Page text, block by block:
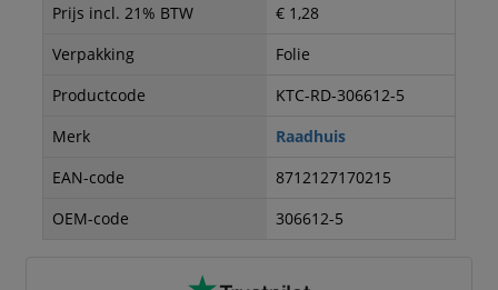
Prijs incl. 21% BTW
€ 1,28
Verpakking
Folie
Productcode
KTC-RD-306612-5
Merk
Raadhuis
EAN-code
8712127170215
OEM-code
306612-5